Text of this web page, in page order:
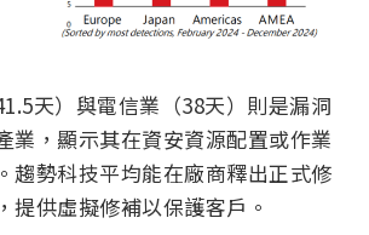
天）與電信業（38天）則是漏洞
業，顯示其在資安資源配置或作業
趨勢科技平均能在廠商釋出正式修
提供虛擬修補以保護客戶。